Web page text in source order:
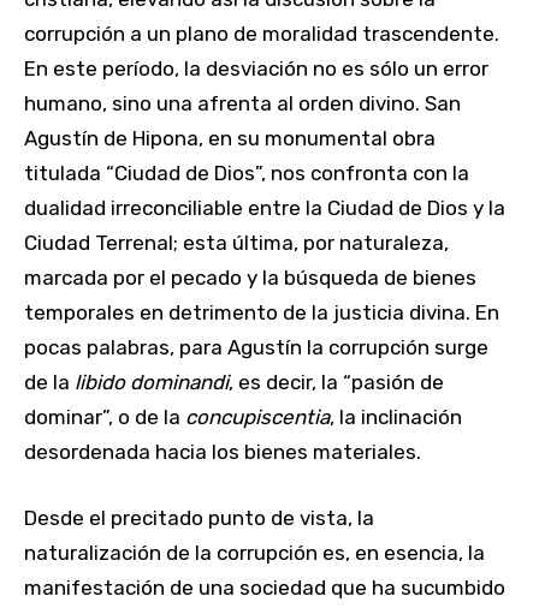
corrupción a un plano de moralidad trascendente.
En este período, la desviación no es sólo un error
humano, sino una afrenta al orden divino. San
Agustín de Hipona, en su monumental obra
titulada “Ciudad de Dios”, nos confronta con la
dualidad irreconciliable entre la Ciudad de Dios y la
Ciudad Terrenal; esta última, por naturaleza,
marcada por el pecado y la búsqueda de bienes
temporales en detrimento de la justicia divina. En
pocas palabras, para Agustín la corrupción surge
de la libido dominandi, es decir, la “pasión de
dominar”, o de la concupiscentia, la inclinación
desordenada hacia los bienes materiales.
Desde el precitado punto de vista, la
naturalización de la corrupción es, en esencia, la
manifestación de una sociedad que ha sucumbido